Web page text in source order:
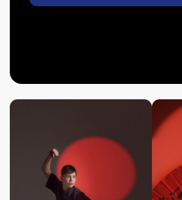
Отвечаем на самые
популярные вопросы